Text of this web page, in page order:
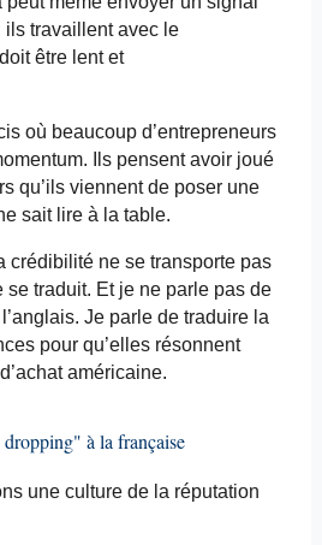
ils travaillent avec le
être lent et
où beaucoup d’entrepreneurs
. Ils pensent avoir joué
qu’ils viennent de poser une
sait lire à la table.
crédibilité ne se transporte pas
traduit. Et je ne parle pas de
Je parle de traduire la
pour qu’elles résonnent
américaine.
dropping" à la française
une culture de la réputation